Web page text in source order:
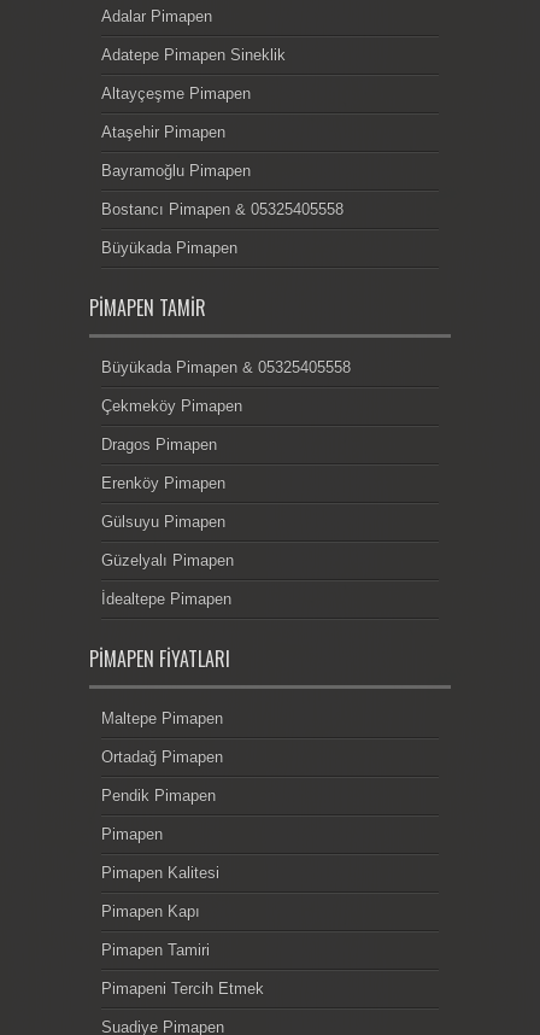
Adalar Pimapen
Adatepe Pimapen Sineklik
Altayçeşme Pimapen
Ataşehir Pimapen
Bayramoğlu Pimapen
Bostancı Pimapen & 05325405558
Büyükada Pimapen
PIMAPEN TAMIR
Büyükada Pimapen & 05325405558
Çekmeköy Pimapen
Dragos Pimapen
Erenköy Pimapen
Gülsuyu Pimapen
Güzelyalı Pimapen
İdealtepe Pimapen
PIMAPEN FIYATLARI
Maltepe Pimapen
Ortadağ Pimapen
Pendik Pimapen
Pimapen
Pimapen Kalitesi
Pimapen Kapı
Pimapen Tamiri
Pimapeni Tercih Etmek
Suadiye Pimapen